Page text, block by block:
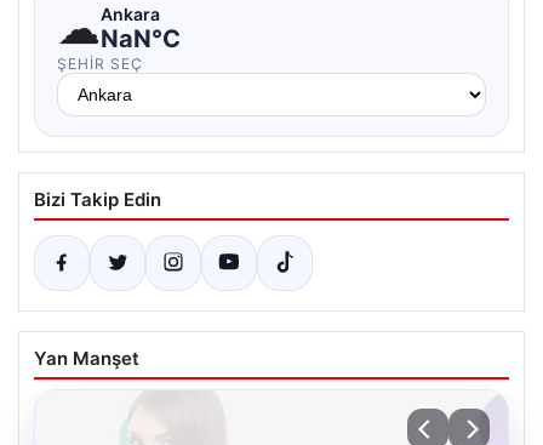
☁Ankara
NaN°C
ŞEHIR SEÇ
Bizi Takip Edin
Yan Manşet